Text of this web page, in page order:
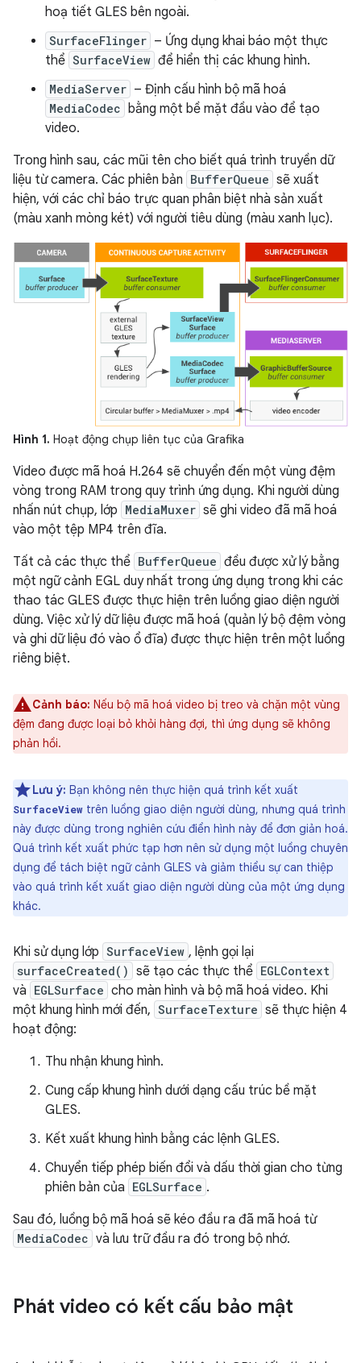
hoạ tiết GLES bên ngoài.
SurfaceFlinger – Ứng dụng khai báo một thực
thể SurfaceView để hiển thị các khung hình.
MediaServer – Định cấu hình bộ mã hoá
MediaCodec bằng một bề mặt đầu vào để tạo
video.
Trong hình sau, các mũi tên cho biết quá trình truyền dữ
liệu từ camera. Các phiên bản BufferQueue sẽ xuất
hiện, với các chỉ báo trực quan phân biệt nhà sản xuất
(màu xanh mòng két) với người tiêu dùng (màu xanh lục).
Hình 1. Hoạt động chụp liên tục của Grafika
Video được mã hoá H.264 sẽ chuyển đến một vùng đệm
vòng trong RAM trong quy trình ứng dụng. Khi người dùng
nhấn nút chụp, lớp MediaMuxer sẽ ghi video đã mã hoá
vào một tệp MP4 trên đĩa.
Tất cả các thực thể BufferQueue đều được xử lý bằng
một ngữ cảnh EGL duy nhất trong ứng dụng trong khi các
thao tác GLES được thực hiện trên luồng giao diện người
dùng. Việc xử lý dữ liệu được mã hoá (quản lý bộ đệm vòng
và ghi dữ liệu đó vào ổ đĩa) được thực hiện trên một luồng
riêng biệt.
Cảnh báo: Nếu bộ mã hoá video bị treo và chặn một vùng
đệm đang được loại bỏ khỏi hàng đợi, thì ứng dụng sẽ không
phản hồi.
Lưu ý: Bạn không nên thực hiện quá trình kết xuất
SurfaceView trên luồng giao diện người dùng, nhưng quá trình
này được dùng trong nghiên cứu điển hình này để đơn giản hoá.
Quá trình kết xuất phức tạp hơn nên sử dụng một luồng chuyên
dụng để tách biệt ngữ cảnh GLES và giảm thiểu sự can thiệp
vào quá trình kết xuất giao diện người dùng của một ứng dụng
khác.
Khi sử dụng lớp SurfaceView , lệnh gọi lại
surfaceCreated() sẽ tạo các thực thể EGLContext
và EGLSurface cho màn hình và bộ mã hoá video. Khi
một khung hình mới đến, SurfaceTexture sẽ thực hiện 4
hoạt động:
Thu nhận khung hình.
Cung cấp khung hình dưới dạng cấu trúc bề mặt
GLES.
Kết xuất khung hình bằng các lệnh GLES.
Chuyển tiếp phép biến đổi và dấu thời gian cho từng
phiên bản của EGLSurface .
Sau đó, luồng bộ mã hoá sẽ kéo đầu ra đã mã hoá từ
MediaCodec và lưu trữ đầu ra đó trong bộ nhớ.
Phát video có kết cấu bảo mật